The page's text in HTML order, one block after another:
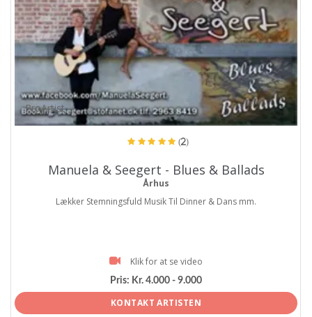
ProArtist
(2)
Manuela & Seegert - Blues & Ballads
Århus
Lækker Stemningsfuld Musik Til Dinner & Dans mm.
Klik for at se video
Pris: Kr. 4.000 - 9.000
KONTAKT ARTISTEN